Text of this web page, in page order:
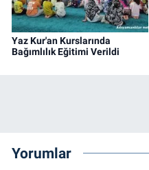
Yaz Kur'an Kurslarında
Bağımlılık Eğitimi Verildi
Yorumlar